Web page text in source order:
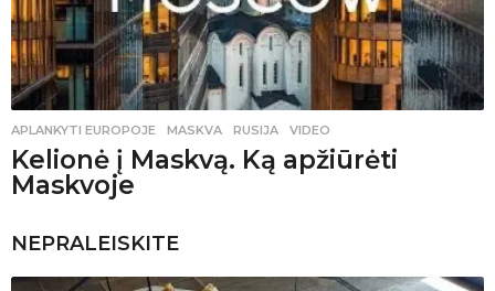
APLANKYTI EUROPOJE MASKVA ,RUSIJA ,VIDEO
Kelionė į Maskvą. Ką apžiūrėti
Maskvoje
NEPRALEISKITE